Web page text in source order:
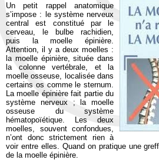
Un petit rappel anatomique
s’impose : le système nerveux
central est constitué par le
cerveau, le bulbe rachidien,
puis la moelle épinière.
Attention, il y a deux moelles :
la moelle épinière, située dans
la colonne vertébrale, et la
moelle osseuse, localisée dans
certains os comme le sternum.
La moelle épinière fait partie du
système nerveux ; la moelle
osseuse du système
hématopoïétique. Les deux
moelles, souvent confondues,
n’ont donc strictement rien à
voir entre elles. Quand on pratique une
de la moelle épinière.